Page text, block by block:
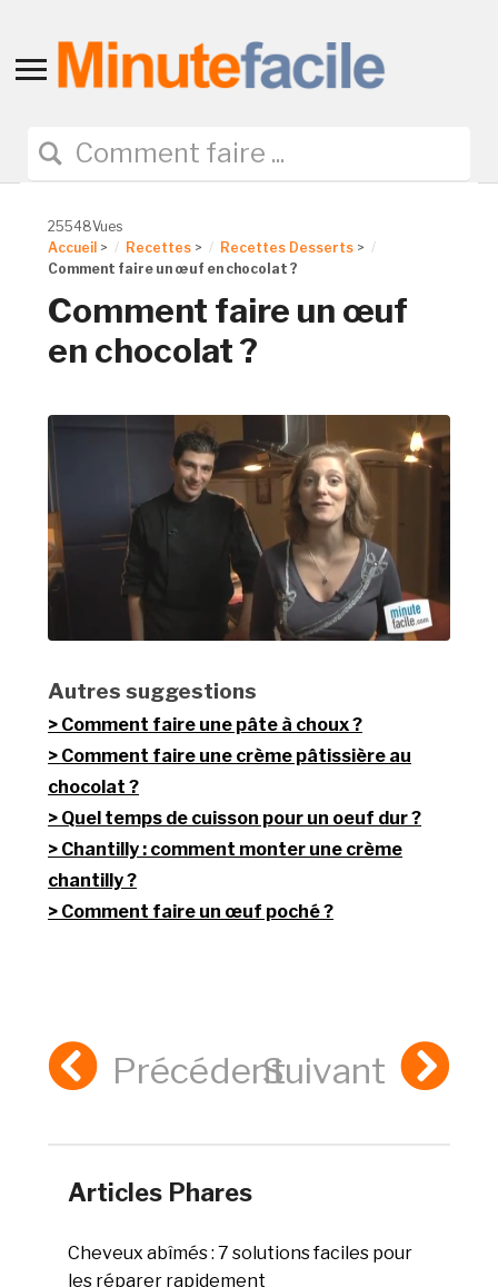
Toggle
navigation
25548Vues
Accueil > Recettes > Recettes Desserts >
Comment faire un œuf en chocolat ?
Comment faire un œuf
en chocolat ?
Autres suggestions
Comment faire une pâte à choux ?
Comment faire une crème pâtissière au
chocolat ?
Quel temps de cuisson pour un oeuf dur ?
Chantilly : comment monter une crème
chantilly ?
Comment faire un œuf poché ?
PrécédentSuivant
Articles Phares
Cheveux abîmés : 7 solutions faciles pour
les réparer rapidement